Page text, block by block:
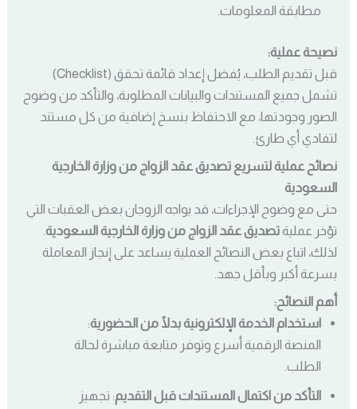
مطابقة المعلومات.
نصيحة عملية:
قبل تقديم الطلب، يُفضل إعداد قائمة تحقق (Checklist)
تشمل جميع المستندات والبيانات المطلوبة، والتأكد من وضوح
الصور وجودتها، مع الاحتفاظ بنسخ إضافية من كل مستند
لتفادي أي طارئ.
نصائح عملية لتسريع تصديق عقد الزواج من وزارة الخارجية
السعودية
حتى مع وضوح الإجراءات، قد يواجه الزوجان بعض العقبات التي
تؤخر عمليةتصديق عقد الزواج من وزارة الخارجية السعودية
لذلك، اتباع بعض النصائح العملية يساعد على إنجاز المعاملة
بسرعة أكبر وبأقل جهد.
أهم النصائح:
استخدام الخدمة الإلكترونية بدلًا من الحضورية:
المنصة الرقمية أسرع وتوفر متابعة مباشرة لحالة
الطلب.
التأكد من اكتمال المستندات قبل التقديم: تجهيز